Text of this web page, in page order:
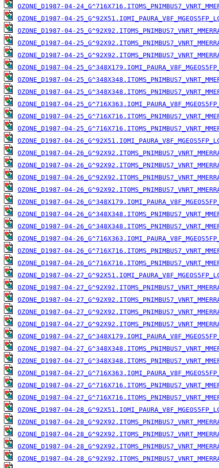
OZONE_D1987-04-
OZONE_D1987-04-
OZONE_D1987-04-
OZONE_D1987-04-
OZONE_D1987-04-
OZONE_D1987-04-
OZONE_D1987-04-
OZONE_D1987-04-
OZONE_D1987-04-
OZONE_D1987-04-
OZONE_D1987-04-
OZONE_D1987-04-
OZONE_D1987-04-
OZONE_D1987-04-
OZONE_D1987-04-
OZONE_D1987-04-
OZONE_D1987-04-
OZONE_D1987-04-
OZONE_D1987-04-
OZONE_D1987-04-
OZONE_D1987-04-
OZONE_D1987-04-
OZONE_D1987-04-
OZONE_D1987-04-
OZONE_D1987-04-
OZONE_D1987-04-
OZONE_D1987-04-
OZONE_D1987-04-
OZONE_D1987-04-
OZONE_D1987-04-
OZONE_D1987-04-
OZONE_D1987-04-
OZONE_D1987-04-
OZONE_D1987-04-
OZONE_D1987-04-
OZONE_D1987-04-
OZONE_D1987-04-
OZONE_D1987-04-